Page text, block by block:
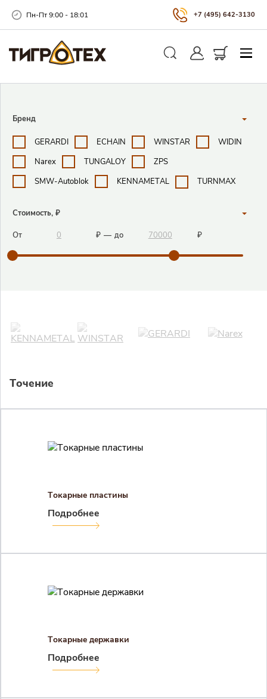
Пн-Пт 9:00 - 18:01 +7 (495) 642-3130
Точение
Токарные пластины
Подробнее
Токарные державки
Подробнее
Бренд
GERARDI ECHAIN WINSTAR
WIDIN
Narex
TUNGALOY
ZPS
SMW-Autoblok
KENNAMETAL TURNMAX
Стоимость, ₽
От ₽ — до ₽